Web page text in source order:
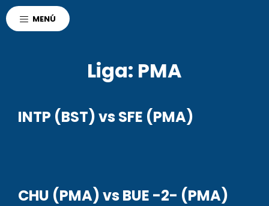
MENÚ
Liga: PMA
INTP (BST) vs SFE (PMA)
CHU (PMA) vs BUE -2- (PMA)